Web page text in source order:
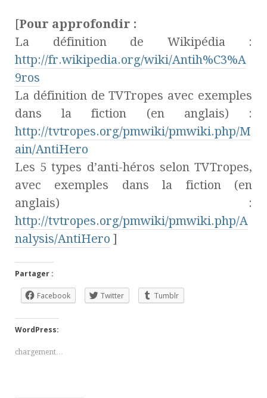
[Pour approfondir :
La définition de Wikipédia :
http://fr.wikipedia.org/wiki/Antih%C3%A
9ros
La définition de TVTropes avec exemples
dans la fiction (en anglais) :
http://tvtropes.org/pmwiki/pmwiki.php/M
ain/AntiHero
Les 5 types d’anti-héros selon TVTropes,
avec exemples dans la fiction (en
anglais) :
http://tvtropes.org/pmwiki/pmwiki.php/A
nalysis/AntiHero ]
Partager :
Facebook Twitter Tumblr
WordPress:
chargement…